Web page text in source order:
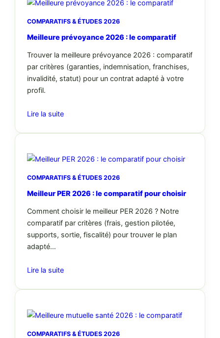
COMPARATIFS & ÉTUDES 2026
Meilleure prévoyance 2026 : le comparatif
Trouver la meilleure prévoyance 2026 : comparatif
par critères (garanties, indemnisation, franchises,
invalidité, statut) pour un contrat adapté à votre
profil.
Lire la suite
COMPARATIFS & ÉTUDES 2026
Meilleur PER 2026 : le comparatif pour choisir
Comment choisir le meilleur PER 2026 ? Notre
comparatif par critères (frais, gestion pilotée,
supports, sortie, fiscalité) pour trouver le plan
adapté…
Lire la suite
COMPARATIFS & ÉTUDES 2026